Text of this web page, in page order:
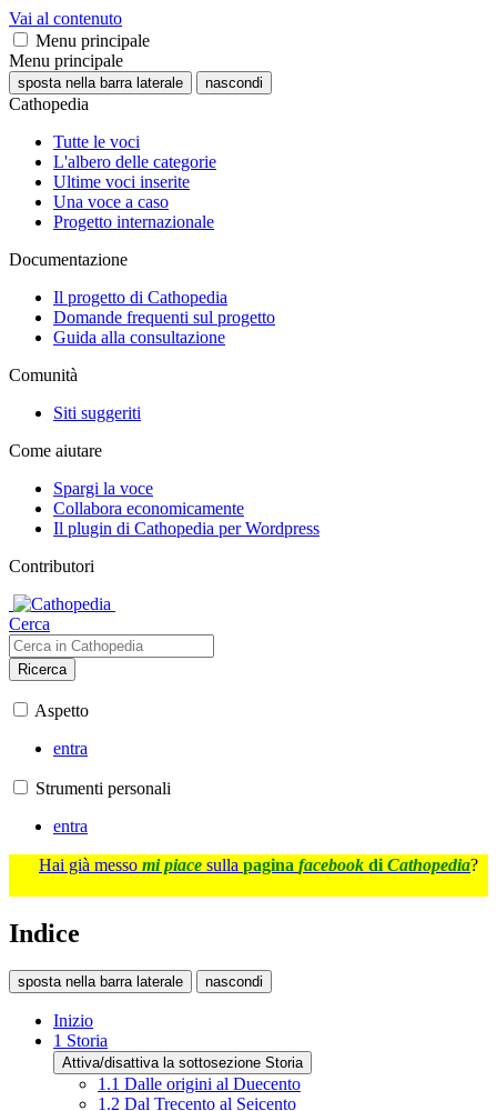
Vai al contenuto
Menu principale
Menu principale
sposta nella barra laterale nascondi
Cathopedia
Tutte le voci
L'albero delle categorie
Ultime voci inserite
Una voce a caso
Progetto internazionale
Documentazione
Il progetto di Cathopedia
Domande frequenti sul progetto
Guida alla consultazione
Comunità
Siti suggeriti
Come aiutare
Spargi la voce
Collabora economicamente
Il plugin di Cathopedia per Wordpress
Contributori
Cerca
Ricerca
Aspetto
entra
Strumenti personali
entra
Hai già messo mi piace sulla pagina facebook di Cathopedia?
Indice
sposta nella barra laterale nascondi
Inizio
1 Storia
Attiva/disattiva la sottosezione Storia
1.1 Dalle origini al Duecento
1.2 Dal Trecento al Seicento